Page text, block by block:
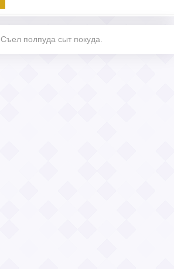
Съел полпуда сыт покуда.